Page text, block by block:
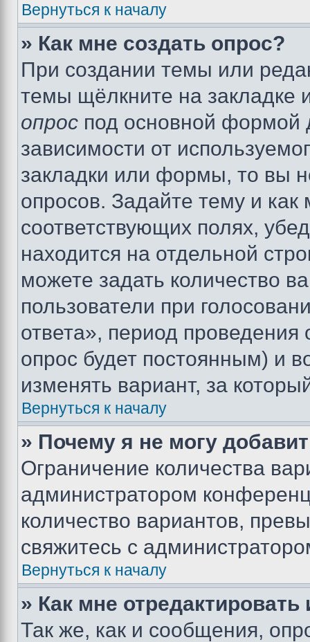
Вернуться к началу
» Как мне создать опрос?
При создании темы или
темы щёлкните на
опрос под основной формой
зависимости от
закладки или формы, то вы
опросов. Задайте тему и
соответствующих полях,
находится на отдельной
можете задать количество
пользователи при
ответа», период проведения
опрос будет постоянным) и
изменять вариант, за
Вернуться к началу
» Почему я не могу
Ограничение количества
администратором
количество вариантов,
свяжитесь с
Вернуться к началу
» Как мне
Так же, как и сообщения,